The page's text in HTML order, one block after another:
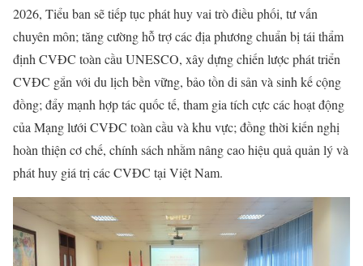
2026, Tiểu ban sẽ tiếp tục phát huy vai trò điều phối, tư vấn
chuyên môn; tăng cường hỗ trợ các địa phương chuẩn bị tái thẩm
định CVĐC toàn cầu UNESCO, xây dựng chiến lược phát triển
CVĐC gắn với du lịch bền vững, bảo tồn di sản và sinh kế cộng
đồng; đẩy mạnh hợp tác quốc tế, tham gia tích cực các hoạt động
của Mạng lưới CVĐC toàn cầu và khu vực; đồng thời kiến nghị
hoàn thiện cơ chế, chính sách nhằm nâng cao hiệu quả quản lý và
phát huy giá trị các CVĐC tại Việt Nam.